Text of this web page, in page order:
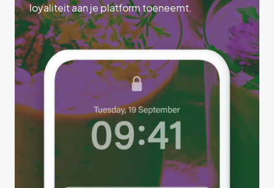
loyaliteit aan je platform toeneemt.